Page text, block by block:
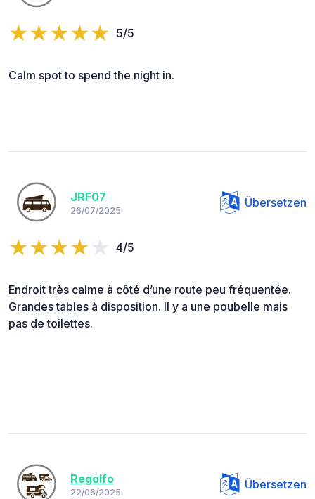
5/5
Calm spot to spend the night in.
JRF07
26/07/2025
Übersetzen
4/5
Endroit très calme à côté d’une route peu fréquentée.
Grandes tables à disposition. Il y a une poubelle mais
pas de toilettes.
Regolfo
22/06/2025
Übersetzen